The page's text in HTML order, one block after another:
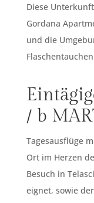
Diese
Gordana
und die
/ b
Tagesausflüge
Ort im Herzen
Besuch in
eignet, sowie